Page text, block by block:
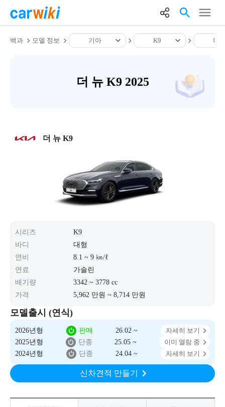
백과 모델 정보 기아 K9 더
더 뉴 K9 2025
더 뉴 K9
시리즈
K9
바디
대형
연비
8.1 ~ 9 ㎞/ℓ
연료
가솔린
배기량
3342 ~ 3778 cc
가격
5,962 만원 ~ 8,714 만원
모델출시 (연식)
2026년형 판매 26.02 ~
자세히 보기
2025년형
단종 25.05 ~
이미 열람 중
2024년형
단종 24.04 ~ 자세히 보기
신차견적 만들기